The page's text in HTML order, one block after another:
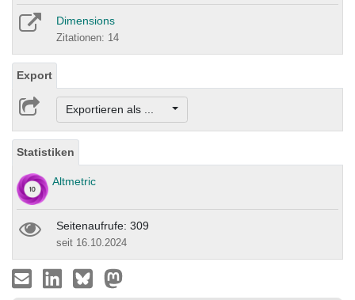
Dimensions
Zitationen: 14
Export
Exportieren als ...
Statistiken
Altmetric
Seitenaufrufe: 309
seit 16.10.2024